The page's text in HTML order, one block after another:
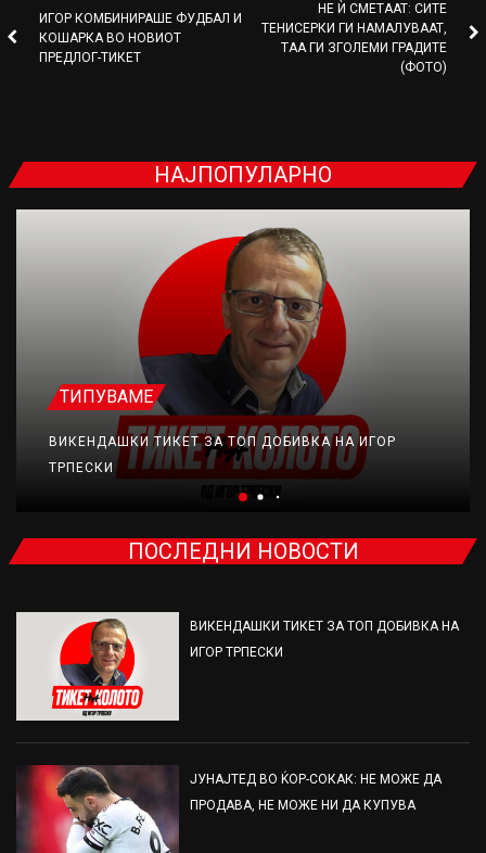
ИГОР КОМБИНИРАШЕ ФУДБАЛ И
КОШАРКА ВО НОВИОТ
ПРЕДЛОГ-ТИКЕТ
НЕ Ѝ СМЕТААТ: СИТЕ
ТЕНИСЕРКИ ГИ НАМАЛУВААТ,
ТАА ГИ ЗГОЛЕМИ ГРАДИТЕ
(ФОТО)
НАЈПОПУЛАРНО
ТИПУВАМЕ
ВИКЕНДАШКИ ТИКЕТ ЗА ТОП ДОБИВКА НА ИГОР
ТРПЕСКИ
ПОСЛЕДНИ НОВОСТИ
ВИКЕНДАШКИ ТИКЕТ ЗА ТОП ДОБИВКА НА
ИГОР ТРПЕСКИ
ЈУНАЈТЕД ВО ЌОР-СОКАК: НЕ МОЖЕ ДА
ПРОДАВА, НЕ МОЖЕ НИ ДА КУПУВА